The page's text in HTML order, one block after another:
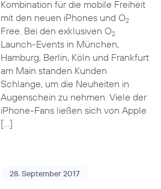
Kombination für die mobile Freiheit
mit den neuen iPhones und O2
Free. Bei den exklusiven O2
Launch-Events in München,
Hamburg, Berlin, Köln und Frankfurt
am Main standen Kunden
Schlange, um die Neuheiten in
Augenschein zu nehmen. Viele der
iPhone-Fans ließen sich von Apple
[…]
28. September 2017